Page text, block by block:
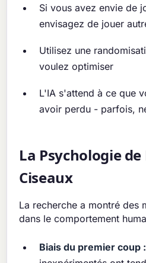
Si vous avez envie de
envisagez de jouer
Utilisez une
voulez optimiser
L'IA s'attend à ce que
avoir perdu - parfois,
La Psychologie
Ciseaux
La recherche a montré des
dans le comportement
Biais du premier coup :